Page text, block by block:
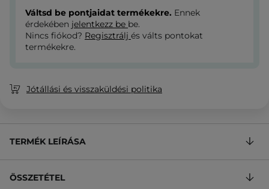
Váltsd be pontjaidat termékekre. Ennek
érdekében jelentkezz be be.
Nincs fiókod? Regisztrálj és válts pontokat
termékekre.
Jótállási és visszaküldési politika
TERMÉK LEÍRÁSA
ÖSSZETÉTEL